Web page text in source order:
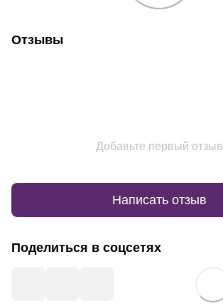
Отзывы
Добавьте первый отзыв
Написать отзыв
Поделиться в соцсетях